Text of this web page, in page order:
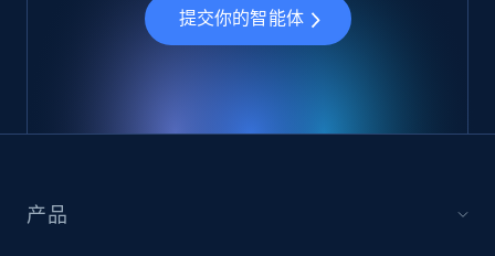
提交你的智能体
产品